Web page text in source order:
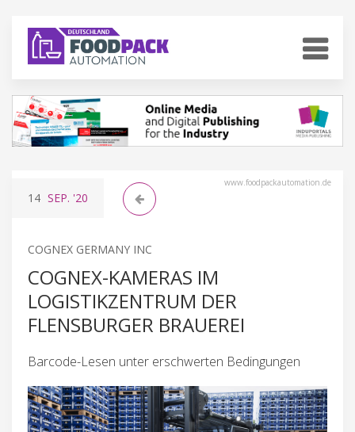
www.foodpackautomation.de
14 SEP. '20
COGNEX GERMANY INC
COGNEX-KAMERAS IM
LOGISTIKZENTRUM DER
FLENSBURGER BRAUEREI
Barcode-Lesen unter erschwerten Bedingungen